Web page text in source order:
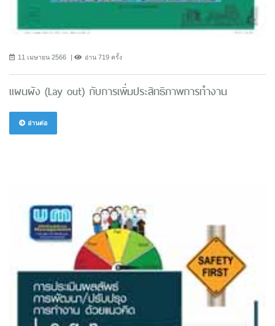
11 เมษายน 2566 อ่าน 719 ครั้ง
แผนผัง (Lay out) กับการเพิ่มประสิทธิภาพการทำงาน
อ่านต่อ